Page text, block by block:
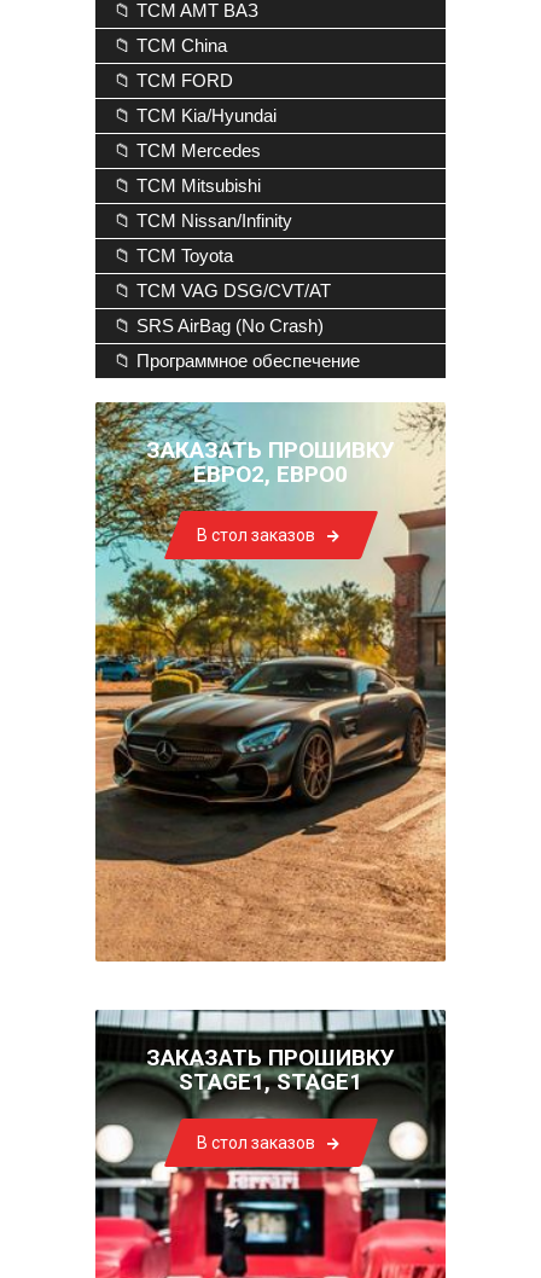
📁 TCM AMT ВАЗ
📁 TCM China
📁 TCM FORD
📁 TCM Kia/Hyundai
📁 TCM Mercedes
📁 TCM Mitsubishi
📁 TCM Nissan/Infinity
📁 TCM Toyota
📁 TCM VAG DSG/CVT/AT
📁 SRS AirBag (No Crash)
📁 Программное обеспечение
ЗАКАЗАТЬ ПРОШИВКУ
ЕВРО2, ЕВРО0
В стол заказов
ЗАКАЗАТЬ ПРОШИВКУ
STAGE1, STAGE1
В стол заказов